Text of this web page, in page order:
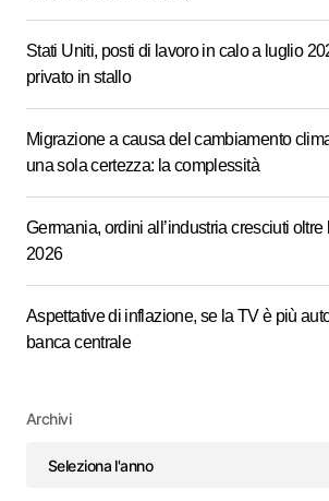
Stati Uniti, posti di lavoro in calo a luglio
privato in stallo
Migrazione a causa del cambiamento
una sola certezza: la complessità
Germania, ordini all’industria cresciuti
2026
Aspettative di inflazione, se la TV è più
banca centrale
Archivi